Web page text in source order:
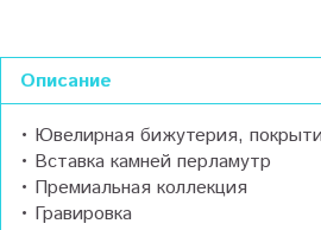
Описание
• Ювелирная бижутерия,
• Вставка камней перламутр
• Премиальная коллекция
• Гравировка